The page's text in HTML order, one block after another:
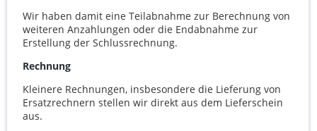
Wir haben damit eine Teilabnahme zur Berechnung von
weiteren Anzahlungen oder die Endabnahme zur
Erstellung der Schlussrechnung.
Rechnung
Kleinere Rechnungen, insbesondere die Lieferung von
Ersatzrechnern stellen wir direkt aus dem Lieferschein
aus.